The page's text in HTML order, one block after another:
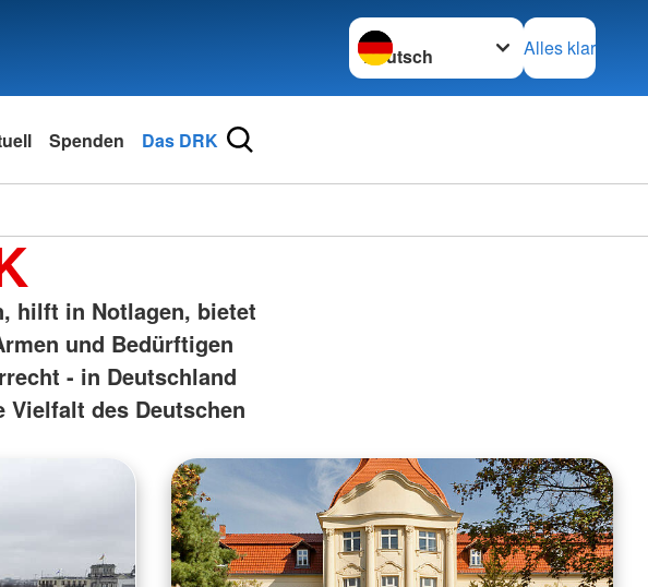
Sprache wechseln zu
Alles klar
Spenden Das DRK
hilft in Notlagen, bietet
und Bedürftigen
- in Deutschland
Vielfalt des Deutschen